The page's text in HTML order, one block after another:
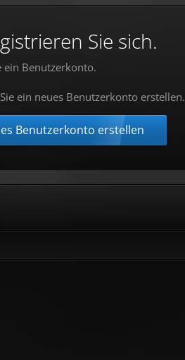
Sie sich.
ein Benutzerkonto.
ein neues Benutzerkonto erstellen.
Benutzerkonto erstellen